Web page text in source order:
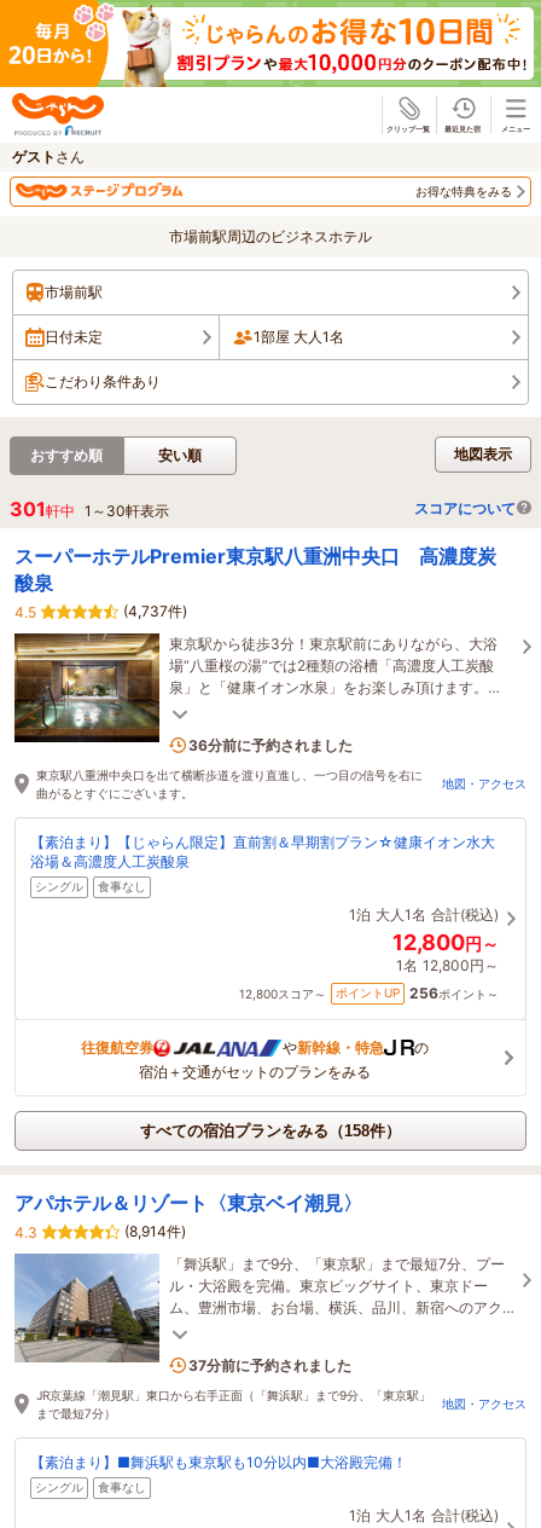
ゲスト さん
お得な特典をみる
市場前駅周辺のビジネスホテル
市場前駅
日付未定 1部屋 大人1名
こだわり条件あり
地図表示
おすすめ順 安い順
301軒中 1 ～ 30軒表示 スコアについて
スーパーホテルPremier東京駅八重洲中央口 高濃度炭
酸泉
4.5
(4,737件)
東京駅から徒歩3分！東京駅前にありながら、大浴
場“八重桜の湯”では2種類の浴槽「高濃度人工炭酸
泉」と「健康イオン水泉」をお楽しみ頂けます。
【おもてなし規格 紫認証ホテル（経済産業省）】
13名がこの宿を見ています
36分前に予約されました
東京駅八重洲中央口を出て横断歩道を渡り直進し、一つ目の信号を右に
曲がるとすぐにございます。
地図・アクセス
【素泊まり】【じゃらん限定】直前割＆早期割プラン☆健康イオン水大
浴場＆高濃度人工炭酸泉
シングル 食事なし
1泊 大人1名 合計(税込)
12,800円～
1名 12,800円～
12,800スコア～ ポイントUP 256ポイント～
往復航空券 や新幹線・特急
の
宿泊＋交通がセットのプランをみる
すべての宿泊プランをみる（158件）
アパホテル＆リゾート〈東京ベイ潮見〉
4.3
(8,914件)
「舞浜駅」まで9分、「東京駅」まで最短7分、プー
ル・大浴殿を完備。東京ビッグサイト、東京ドー
ム、豊洲市場、お台場、横浜、品川、新宿へのアク
セスも抜群。一人旅にも観光にも最適☆
7名がこの宿を見ています
37分前に予約されました
JR京葉線「潮見駅」東口から右手正面（「舞浜駅」まで9分、「東京駅」
まで最短7分）
地図・アクセス
【素泊まり】■舞浜駅も東京駅も10分以内■大浴殿完備！
シングル 食事なし
1泊 大人1名 合計(税込)